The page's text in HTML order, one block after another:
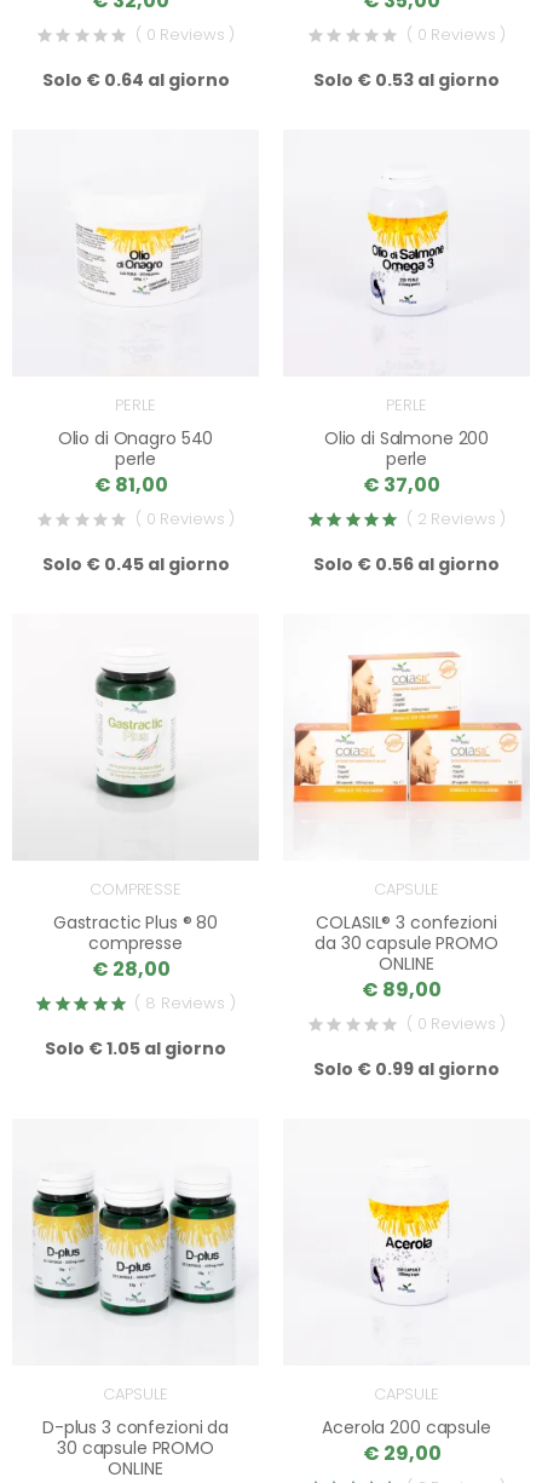
( 0 Reviews )
Solo € 0.64 al giorno
( 0 Reviews )
Solo € 0.53 al giorno
PERLE
Olio di Onagro 540
perle
€ 81,00
( 0 Reviews )
Solo € 0.45 al giorno
PERLE
Olio di Salmone 200
perle
€ 37,00
( 2 Reviews )
Solo € 0.56 al giorno
COMPRESSE
Gastractic Plus ® 80
compresse
€ 28,00
( 8 Reviews )
Solo € 1.05 al giorno
CAPSULE
COLASIL® 3 confezioni
da 30 capsule PROMO
ONLINE
€ 89,00
( 0 Reviews )
Solo € 0.99 al giorno
CAPSULE
D-plus 3 confezioni da
30 capsule PROMO
ONLINE
CAPSULE
Acerola 200 capsule
€ 29,00